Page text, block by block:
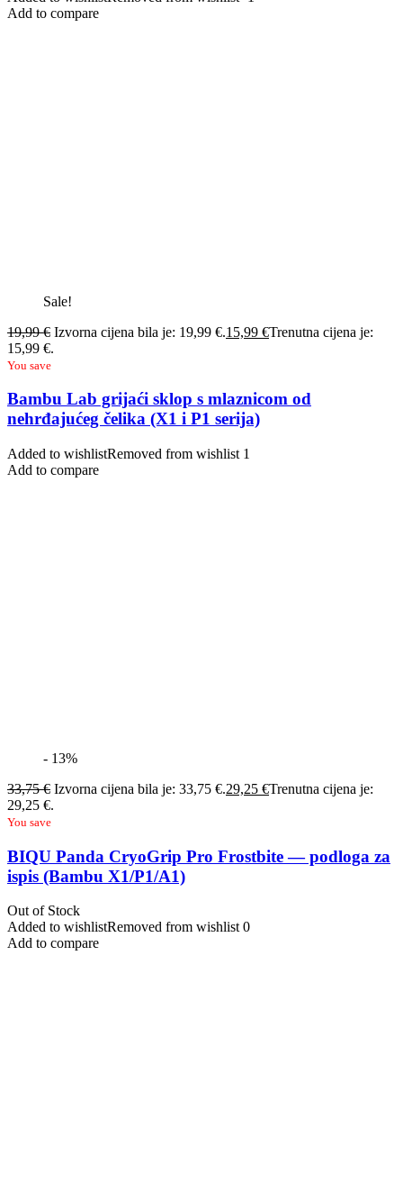
Add to compare
Sale!
19,99€ Izvorna cijena bila je: 19,99 €.15,99 €Trenutna cijena je:
15,99 €.
You save
Bambu Lab grijaći sklop s mlaznicom od
nehrđajućeg čelika (X1 i P1 serija)
Added to wishlistRemoved from wishlist 1
Add to compare
- 13%
33,75€ Izvorna cijena bila je: 33,75 €.29,25 €Trenutna cijena je:
29,25 €.
You save
BIQU Panda CryoGrip Pro Frostbite — podloga za
ispis (Bambu X1/P1/A1)
Out of Stock
Added to wishlistRemoved from wishlist 0
Add to compare